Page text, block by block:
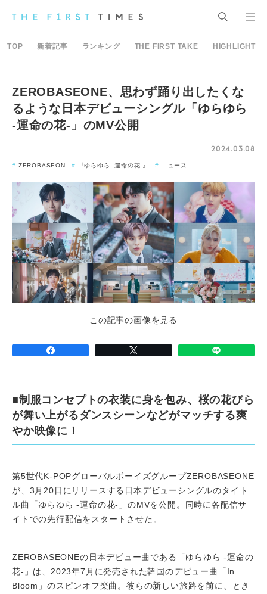
TOP 新着記事 ランキング THE FIRST TAKE HIGHLIGHT
ZEROBASEONE、思わず踊り出したくな
るような日本デビューシングル「ゆらゆら
-運命の花-」のMV公開
2024.03.08
ZEROBASEON 『ゆらゆら -運命の花-』 ニュース
この記事の画像を見る
■制服コンセプトの衣装に身を包み、桜の花びら
が舞い上がるダンスシーンなどがマッチする爽
やか映像に！
第5世代K-POPグローバルボーイズグループZEROBASEONE
が、3月20日にリリースする日本デビューシングルのタイト
ル曲「ゆらゆら -運命の花-」のMVを公開。同時に各配信サ
イトでの先行配信をスタートさせた。
ZEROBASEONEの日本デビュー曲である「ゆらゆら -運命の
花-」は、2023年7月に発売された韓国のデビュー曲「In
Bloom」のスピンオフ楽曲。彼らの新しい旅路を前に、とき